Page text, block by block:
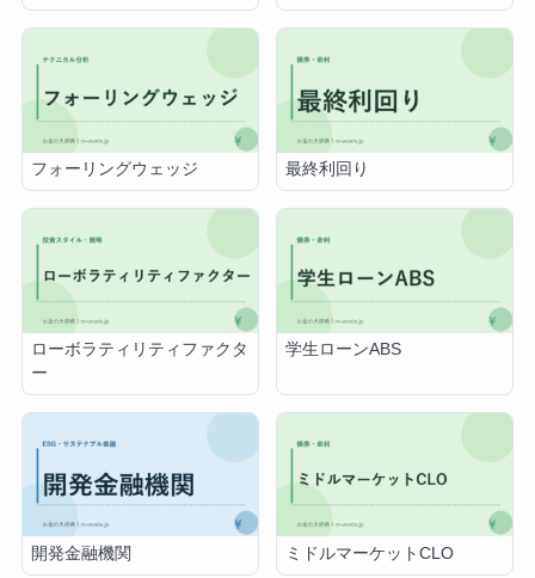
フォーリングウェッジ 最終利回り
ローボラティリティファクタ
ー
学生ローンABS
開発金融機関 ミドルマーケットCLO